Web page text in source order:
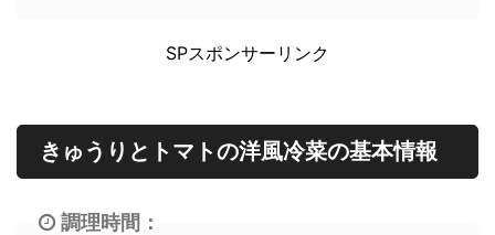
SPスポンサーリンク
きゅうりとトマトの洋風冷菜の基本情報
調理時間：